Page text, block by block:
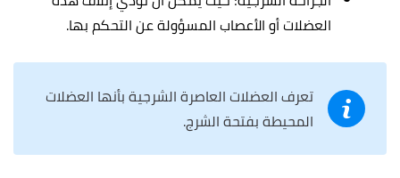
العضلات أو الأعصاب المسؤولة عن التحكم بها.
تعرف العضلات العاصرة الشرجية بأنها العضلات
المحيطة بفتحة الشرج.